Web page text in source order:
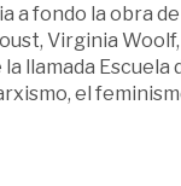
a fondo la obra
Virginia
llamada
el